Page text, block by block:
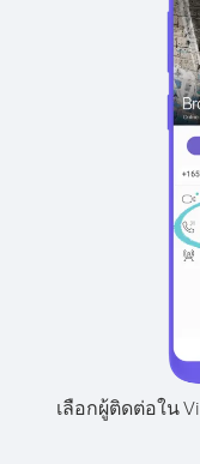
เลือกผู้ติดต่อใน